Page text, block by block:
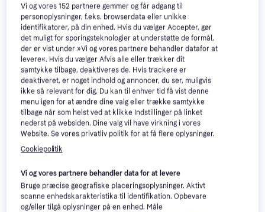
Lenovo Tab M11 (incl.
Folio Case and Tab Pen)
8GB 128GB 11" (2023)
4.5
11", Android 13
2.098 kr.
1 butik
8GB 128GB LTE Grey
Android 13
2.199 kr.
1 butik
Lenovo Tab M11 ZADB 11"
128GB 8GB Grå
2.298 kr.
1 butik
Vi og vores152 partnere gemmer og får adgang til
personoplysninger, f.eks. browserdata eller unikke
identifikatorer, på din enhed. Hvis du vælger Accepter, gør
det muligt for sporingsteknologier at understøtte de formål,
der er vist under »Vi og vores partnere behandler datafor at
levere«. Hvis du vælger Afvis alle eller trækker dit
samtykke tilbage, deaktiveres de. Hvis trackere er
deaktiveret, er noget indhold og annoncer, du ser, muligvis
ikke så relevant for dig. Du kan til enhver tid få vist denne
menu igen for at ændre dine valg eller trække samtykke
tilbage når som helst ved at klikke Indstillinger på linket
nederst på websiden. Dine valg vil have virkning i vores
Website. Se vores privatliv politik for at få flere oplysninger.
Cookiepolitik
Vi og vores partnere behandler data for at levere
Bruge præcise geografiske placeringsoplysninger. Aktivt
scanne enhedskarakteristika til identifikation. Opbevare
og/eller tilgå oplysninger på en enhed. Måle